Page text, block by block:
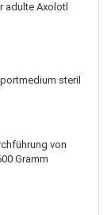
adulte Axolotl
steril
von
Gramm